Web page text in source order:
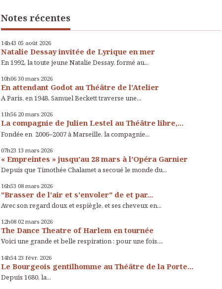
Notes récentes
14h43 05 août 2026
Natalie Dessay invitée de Lyrique en mer
En 1992, la toute jeune Natalie Dessay, formé au...
10h06 30 mars 2026
En attendant Godot au Théâtre de l'Atelier
A Paris, en 1948, Samuel Beckett traverse une...
11h56 20 mars 2026
La compagnie de Julien Lestel au Théâtre libre,...
Fondée en 2006–2007 à Marseille, la compagnie...
07h23 13 mars 2026
« Empreintes » jusqu’au 28 mars à l’Opéra Garnier
Depuis que Timothée Chalamet a secoué le monde du...
16h53 08 mars 2026
"Brasser de l'air et s'envoler" de et par...
Avec son regard doux et espiègle, et ses cheveux en...
12h08 02 mars 2026
The Dance Theatre of Harlem en tournée
Voici une grande et belle respiration : pour une fois,...
14h54 23 févr. 2026
Le Bourgeois gentilhomme au Théâtre de la Porte...
Depuis 1680, la...